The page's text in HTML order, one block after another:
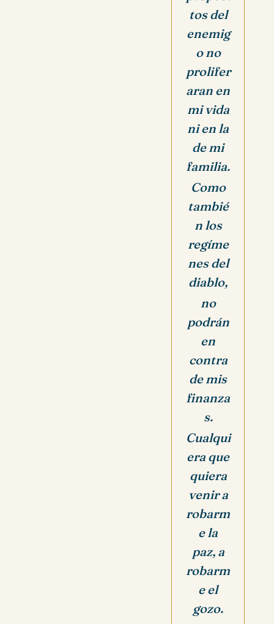
tos del
enemig
o no
prolifer
aran en
mi vida
ni en la
de mi
familia.
Como
tambié
n los
regíme
nes del
diablo,
no
podrán
en
contra
de mis
finanza
s.
Cualqui
era que
quiera
venir a
robarm
e la
paz, a
robarm
e el
gozo.